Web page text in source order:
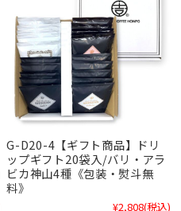
G-D20-4【ギフト商品】ドリ
ップギフト20袋入/バリ・アラ
ビカ神山4種《包装・熨斗無
料》
¥2,808(税込)